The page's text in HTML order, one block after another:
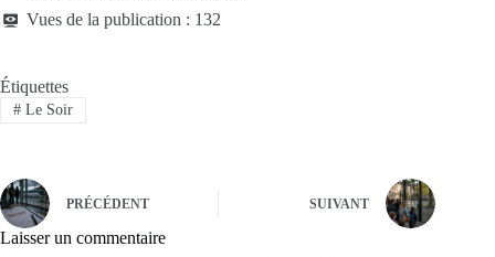
Vues de la publication : 132
Étiquettes
#Le Soir
PRÉCÉDENT SUIVANT
Laisser un commentaire